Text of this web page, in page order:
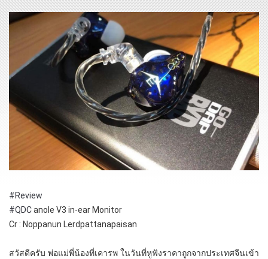
#Review
#QDCanole V3 in-ear Monitor
Cr : Noppanun Lerdpattanapaisan
สวัสดีครับ พ่อแม่พี่น้องที่เคารพ ในวันที่หูฟังราคาถูกจากประเทศจีนเข้า